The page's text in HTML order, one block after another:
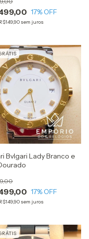
17% OFF
R$149,90 sem juros
Bvlgari Lady Branco e
17% OFF
R$149,90 sem juros